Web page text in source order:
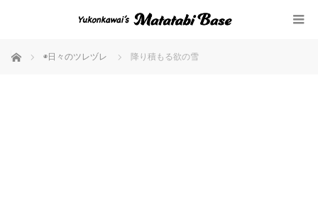
ホーム ◉日々のツレヅレ 降り積もる欲の雪